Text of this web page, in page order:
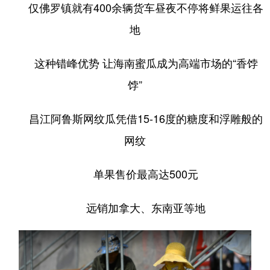
仅佛罗镇就有400余辆货车昼夜不停将鲜果运往各
地
这种错峰优势 让海南蜜瓜成为高端市场的“香饽
饽”
昌江阿鲁斯网纹瓜凭借15-16度的糖度和浮雕般的
网纹
单果售价最高达500元
远销加拿大、东南亚等地